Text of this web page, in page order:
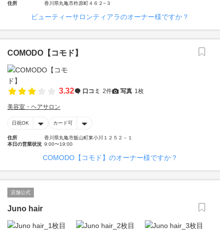
住所 香川県丸亀市柞原町４６２−３
ビューティーサロンティアラのオーナー様ですか？
COMODO【コモド】
3.32 口コミ 2件 写真 1枚
美容室・ヘアサロン
日祝OK カード可
住所
香川県丸亀市飯山町東小川１２５２－１
本日の営業状況 9:00〜19:00
COMODO【コモド】のオーナー様ですか？
店舗公式
Juno hair